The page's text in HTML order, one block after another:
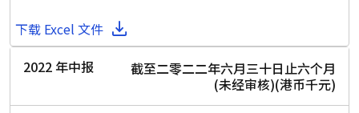
下载 Excel 文件
2022 年中报
截至二零二二年六月三十日止六个月
(未经审核)(港币千元)